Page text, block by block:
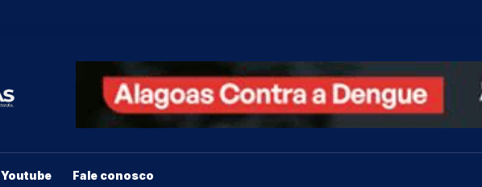
Youtube Fale conosco